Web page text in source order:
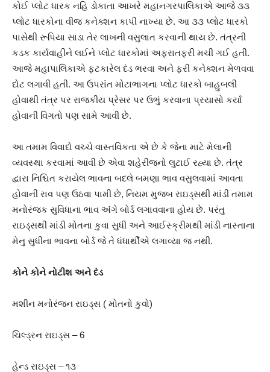
કોઈ પ્લોટ ધારક નહિ ડોકાતા આખરે મહાનગરપાલિકાએ આજે ૩૩
પ્લોટ ધારકોના વીજ કનેક્શન કાપી નાખ્યા છે. આ ૩૩ પ્લોટ ધારકો
પાસેથી રૂપિયા સાડા તેર લાખની વસુલાત કરવાની થાય છે. તંત્રની
કડક કાર્યવાહીને લઈને પ્લોટ ધારકોમાં અફરાતફરી મચી ગઈ હતી.
આજે મહાપાલિકાએ ફટકારેલ દંડ ભરવા અને ફરી કનેક્શન મેળવવા
દોટ લગાવી હતી. આ ઉપરાંત મોટાભાગના પ્લોટ ધારકો બાહુબલી
હોવાથી તંત્ર પર રાજકીય પ્રેસર પર ઉભું કરવાના પ્રયાસો કર્યા
હોવાની વિગતો પણ સામે આવી છે.
આ તમામ વિવાદો વચ્ચે વાસ્તવિકતા એ છે કે જેના માટે મેલાની
વ્યવસ્થા કરવામાં આવી છે એવા શહેરીજનો લુટાઈ રહ્યા છે. તંત્ર
દ્વારા નિશ્ચિત કરાયેલ ભાવના બદલે બમણા ભાવ વસુલવામાં આવતા
હોવાની રાવ પણ ઉઠવા પામી છે, નિયમ મુજબ રાઇડ્સથી માંડી તમામ
મનોરંજક સુવિધાના ભાવ અંગે બોર્ડ લગાવવાના હોય છે. પરંતુ
રાઇડ્સથી માંડી મોતના કુવા સુધી અને આઈસ્ક્રીમથી માંડી નાસ્તાના
મેનુ સુધીના ભાવના બોર્ડ જે તે ધંધાર્થીએ લગાવ્યા જ નથી.
કોને કોને નોટીશ અને દંડ
મશીન મનોરંજન રાઇડ્સ ( મોતનો કુવો)
ચિલ્ડ્રન રાઇડ્સ – 6
હેન્ડ રાઇડ્સ – ૧૩